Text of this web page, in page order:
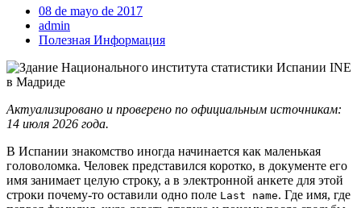
08 de mayo de 2017
admin
Полезная Информация
Актуализировано и проверено по официальным источникам:
14 июля 2026 года.
В Испании знакомство иногда начинается как маленькая
головоломка. Человек представился коротко, в документе его
имя занимает целую строку, а в электронной анкете для этой
строки почему-то оставили одно поле Last name. Где имя, где